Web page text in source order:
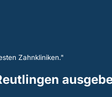
Zahnkliniken."